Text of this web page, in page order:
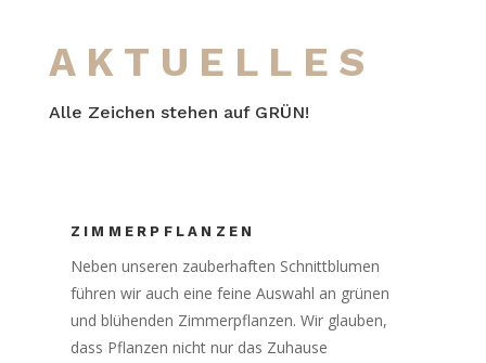
AKTUELLES
Alle Zeichen stehen auf GRÜN!
ZIMMERPFLANZEN
Neben unseren zauberhaften Schnittblumen
führen wir auch eine feine Auswahl an grünen
und blühenden Zimmerpflanzen. Wir glauben,
dass Pflanzen nicht nur das Zuhause